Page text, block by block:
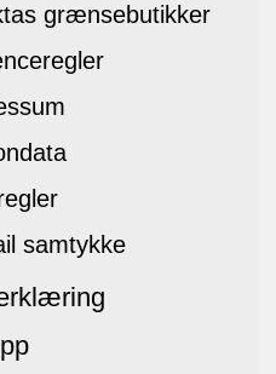
grænsebutikker
samtykke